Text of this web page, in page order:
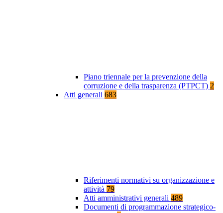
Piano triennale per la prevenzione della
corruzione e della trasparenza (PTPCT) 2
Atti generali 683
Riferimenti normativi su organizzazione e
attività 79
Atti amministrativi generali 489
Documenti di programmazione strategico-